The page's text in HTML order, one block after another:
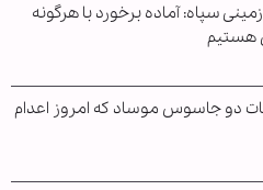
سپاه: آماده برخورد با هرگونه
هستیم
دو جاسوس موساد که امروز اعدام